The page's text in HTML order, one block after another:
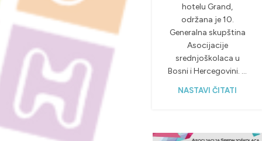
hotelu Grand,
održana je 10.
Generalna skupština
Asocijacije
srednjoškolaca u
Bosni i Hercegovini. ...
NASTAVI ČITATI